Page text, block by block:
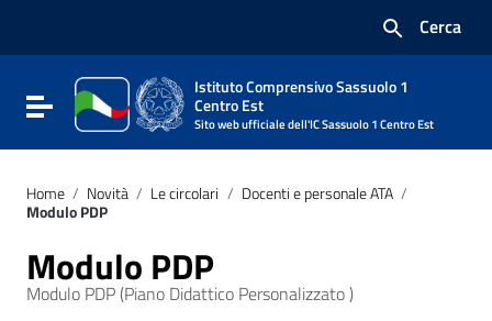
Vai al footer
Cerca
Attiva / disattiva la navigazione
Istituto Comprensivo Sassuolo 1
Centro Est
Sito web ufficiale dell'IC Sassuolo 1 Centro Est
Home / Novità / Le circolari / Docenti e personale ATA /
Modulo PDP
Modulo PDP
Modulo PDP (Piano Didattico Personalizzato )